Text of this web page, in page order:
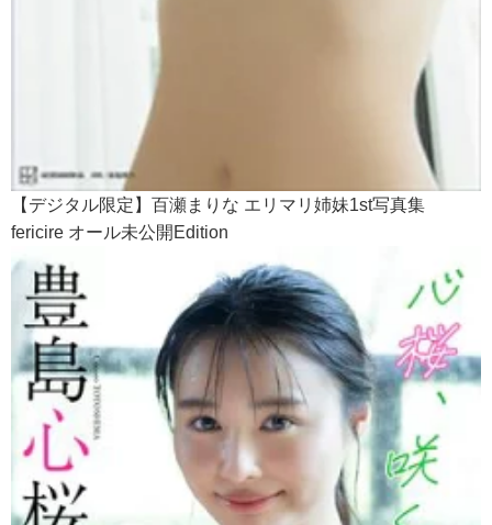
【デジタル限定】百瀬まりな エリマリ姉妹1st写真集
fericire オール未公開Edition